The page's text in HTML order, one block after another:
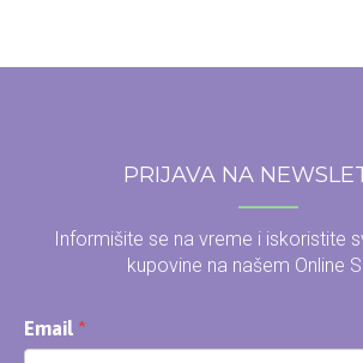
PRIJAVA NA
Informišite se na vreme i iskoristite
kupovine na našem Online
Email